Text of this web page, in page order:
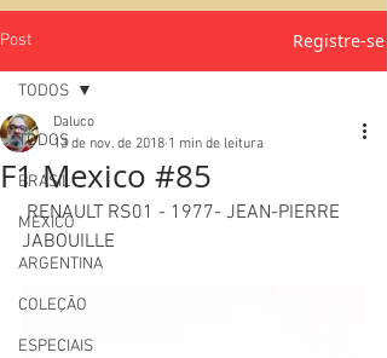
Post Registre-se
TODOS
BRASIL
MEXICO
ARGENTINA
COLEÇÃO
ESPECIAIS
TODOS
F1 Mexico #85
Daluco
13 de nov. de 2018 1 min de leitura
RENAULT RS01 - 1977- JEAN-PIERRE
JABOUILLE